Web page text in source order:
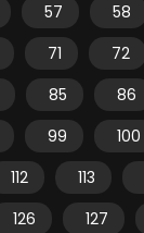
57 58
71 72
85 86
99 100
112 113
126 127